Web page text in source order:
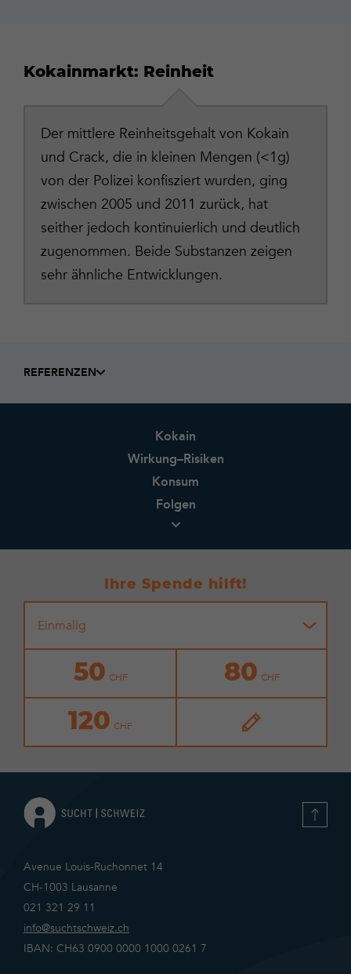
Kokainmarkt: Reinheit
Der mittlere Reinheitsgehalt von Kokain
und Crack, die in kleinen Mengen (<1g)
von der Polizei konfisziert wurden, ging
zwischen 2005 und 2011 zurück, hat
seither jedoch kontinuierlich und deutlich
zugenommen. Beide Substanzen zeigen
sehr ähnliche Entwicklungen.
REFERENZEN
Kokain
Wirkung–Risiken
Konsum
Folgen
Ihre Spende hilft!
Einmalig
50
80
120
Avenue Louis-Ruchonnet 14
CH-1003 Lausanne
021 321 29 11
info@suchtschweiz.ch
IBAN: CH63 0900 0000 1000 0261 7